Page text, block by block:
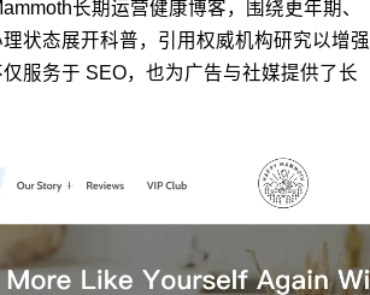
长期运营健康博客，围绕更年期、
状态展开科普，引用权威机构研究以增强
服务于 SEO，也为广告与社媒提供了长